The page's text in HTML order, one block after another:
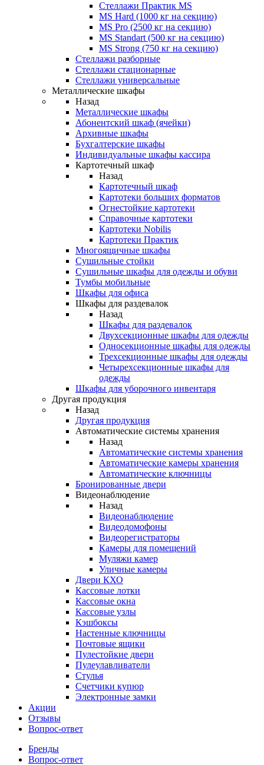
Стеллажи Практик MS
MS Hard (1000 кг на секцию)
MS Pro (2500 кг на секцию)
MS Standart (500 кг на секцию)
MS Strong (750 кг на секцию)
Стеллажи разборные
Стеллажи стационарные
Стеллажи универсальные
Металлические шкафы
Назад
Металлические шкафы
Абонентский шкаф (ячейки)
Архивные шкафы
Бухгалтерские шкафы
Индивидуальные шкафы кассира
Картотечный шкаф
Назад
Картотечный шкаф
Картотеки больших форматов
Огнестойкие картотеки
Справочные картотеки
Картотеки Nobilis
Картотеки Практик
Многоящичные шкафы
Сушильные стойки
Сушильные шкафы для одежды и обуви
Тумбы мобильные
Шкафы для офиса
Шкафы для раздевалок
Назад
Шкафы для раздевалок
Двухсекционные шкафы для одежды
Односекционные шкафы для одежды
Трехсекционные шкафы для одежды
Четырехсекционные шкафы для
одежды
Шкафы для уборочного инвентаря
Другая продукция
Назад
Другая продукция
Автоматические системы хранения
Назад
Автоматические системы хранения
Автоматические камеры хранения
Автоматические ключницы
Бронированные двери
Видеонаблюдение
Назад
Видеонаблюдение
Видеодомофоны
Видеорегистраторы
Камеры для помещений
Муляжи камер
Уличные камеры
Двери КХО
Кассовые лотки
Кассовые окна
Кассовые узлы
Кэшбоксы
Настенные ключницы
Почтовые ящики
Пулестойкие двери
Пулеулавливатели
Стулья
Счетчики купюр
Электронные замки
Акции
Отзывы
Вопрос-ответ
Бренды
Вопрос-ответ